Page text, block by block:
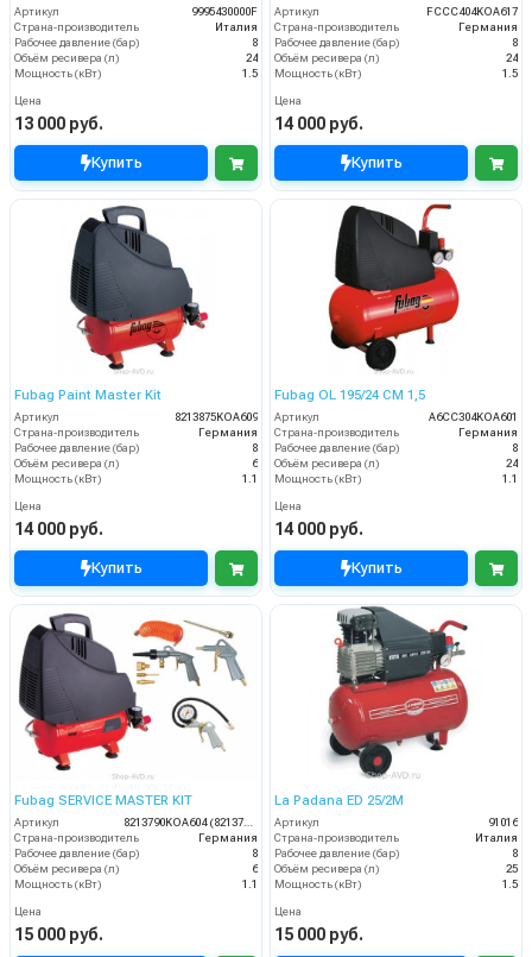
Артикул
9995430000F
Страна-производитель
Италия
Рабочее давление (бар)
8
Объём ресивера (л)
24
Мощность (кВт)
1.5
Цена
13 000 руб.
Купить
Артикул
FCCC404KOA617
Страна-производитель
Германия
Рабочее давление (бар)
8
Объём ресивера (л)
24
Мощность (кВт)
1.5
Цена
14 000 руб.
Купить
Fubag Paint Master Kit
Артикул
8213875KOA609
Страна-производитель
Германия
Рабочее давление (бар)
8
Объём ресивера (л)
6
Мощность (кВт)
1.1
Цена
14 000 руб.
Купить
Fubag OL 195/24 CM 1,5
Артикул
A6CC304KOA601
Страна-производитель
Германия
Рабочее давление (бар)
8
Объём ресивера (л)
24
Мощность (кВт)
1.1
Цена
14 000 руб.
Купить
Fubag SERVICE MASTER KIT
Артикул
Страна-производитель
Германия
Рабочее давление (бар)
8
Объём ресивера (л)
6
Мощность (кВт)
1.1
Цена
15 000 руб.
La Padana ED 25/2М
Артикул
91016
Страна-производитель
Италия
Рабочее давление (бар)
8
Объём ресивера (л)
25
Мощность (кВт)
1.5
Цена
15 000 руб.